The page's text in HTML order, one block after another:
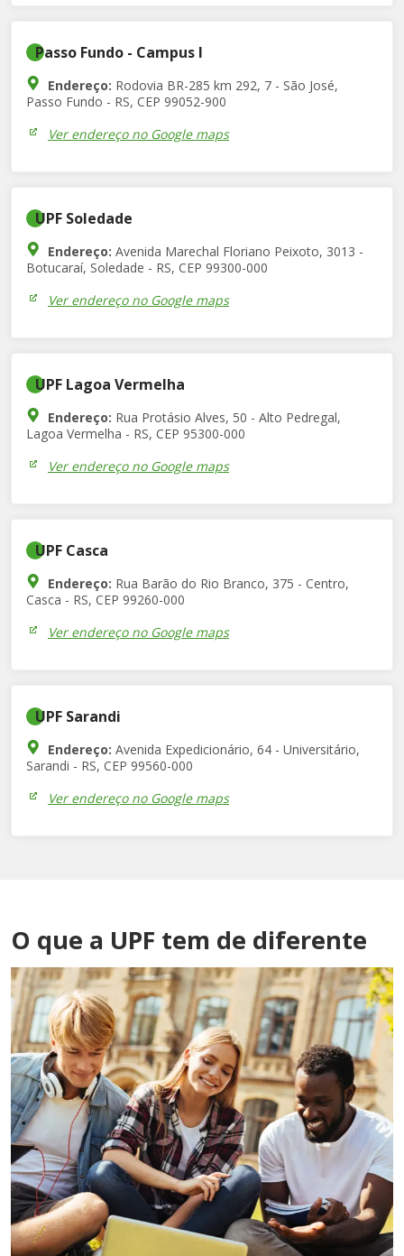
Passo Fundo - Campus I
Endereço: Rodovia BR-285 km 292, 7 - São José,
Passo Fundo - RS, CEP 99052-900
Ver endereço no Google maps
UPF Soledade
Endereço: Avenida Marechal Floriano Peixoto, 3013 -
Botucaraí, Soledade - RS, CEP 99300-000
Ver endereço no Google maps
UPF Lagoa Vermelha
Endereço: Rua Protásio Alves, 50 - Alto Pedregal,
Lagoa Vermelha - RS, CEP 95300-000
Ver endereço no Google maps
UPF Casca
Endereço: Rua Barão do Rio Branco, 375 - Centro,
Casca - RS, CEP 99260-000
Ver endereço no Google maps
UPF Sarandi
Endereço: Avenida Expedicionário, 64 - Universitário,
Sarandi - RS, CEP 99560-000
Ver endereço no Google maps
O que a UPF tem de diferente